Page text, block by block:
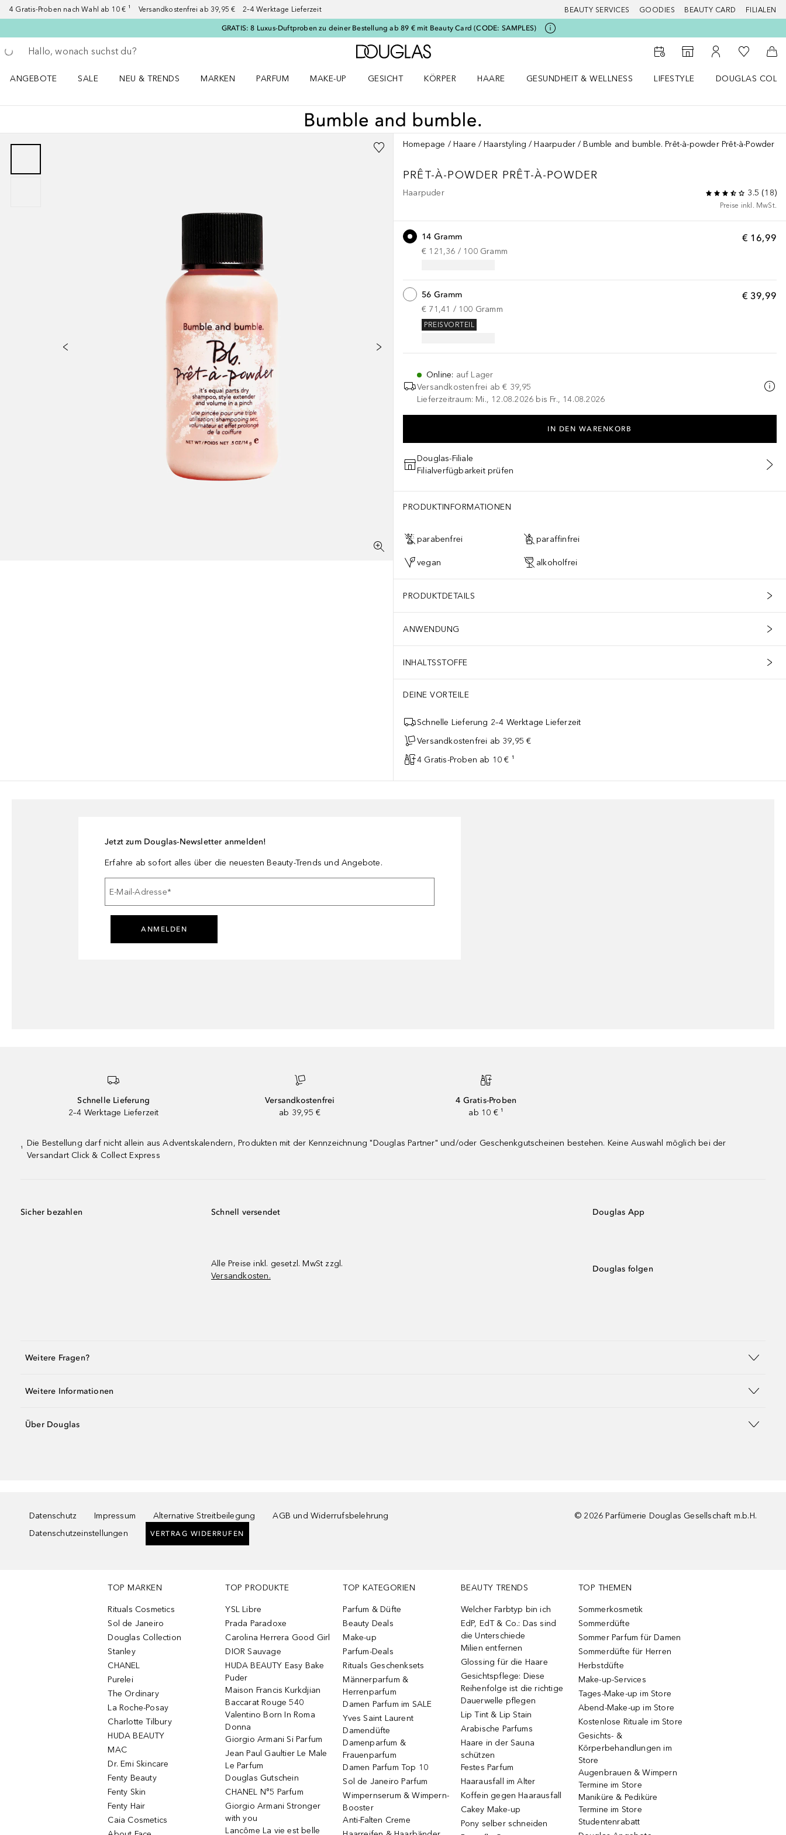
4 Gratis-Proben nach Wahl ab 10 € ¹ Versandkostenfrei ab 39,95 € 2–4 Werktage Lieferzeit BEAUTY SERVICES GOODIES BEAUTY CARD FILIALEN
GRATIS: 8 Luxus-Duftproben zu deiner Bestellung ab 89 € mit Beauty Card (CODE: SAMPLES)
Gehe zurück
Suche ausführen
Zur Douglas Startseite
Zum Storefinder
Zu Meinem
Zu Meiner
ANGEBOTE
SALE
NEU & TRENDS
MARKEN
PARFUM
MAKE-UP
GESICHT
KÖRPER
HAARE
GESUNDHEIT & WELLNESS
LIFESTYLE
DOUGLAS
Homepage Haare Haarstyling Haarpuder Bumble and bumble. Prêt-à-powder Prêt-à-Powder
PRÊT-À-POWDER PRÊT-À-POWDER
Haarpuder 3.5 (18)
Preise inkl. MwSt.
€ 16,99
14 Gramm
€ 121,36 / 100 Gramm
€ 39,99
56 Gramm
€ 71,41 / 100 Gramm
PREISVORTEIL
Online: auf Lager
Versandkostenfrei ab € 39,95
Lieferzeitraum: Mi., 12.08.2026 bis Fr., 14.08.2026
IN DEN WARENKORB
Douglas-Filiale
Filialverfügbarkeit prüfen
PRODUKTINFORMATIONEN
parabenfrei paraffinfrei
vegan alkoholfrei
PRODUKTDETAILS
ANWENDUNG
INHALTSSTOFFE
DEINE VORTEILE
Schnelle Lieferung 2–4 Werktage Lieferzeit
Versandkostenfrei ab 39,95 €
4 Gratis-Proben ab 10 € ¹
Jetzt zum Douglas-Newsletter anmelden!
Erfahre ab sofort alles über die neuesten Beauty-Trends und Angebote.
E-Mail-Adresse*
ANMELDEN
Schnelle Lieferung
2–4 Werktage Lieferzeit
Versandkostenfrei
ab 39,95 €
4 Gratis-Proben
ab 10 € ¹
¹
Die Bestellung darf nicht allein aus Adventskalendern, Produkten mit der Kennzeichnung "Douglas Partner" und/oder Geschenkgutscheinen bestehen. Keine Auswahl möglich bei der
Versandart Click & Collect Express
Sicher bezahlen Schnell versendet
Alle Preise inkl. gesetzl. MwSt zzgl.
Versandkosten.
Douglas App
Douglas folgen
Weitere Fragen?
Weitere Informationen
Über Douglas
Datenschutz Impressum Alternative Streitbeilegung
AGB und Widerrufsbelehrung
Datenschutzeinstellungen
VERTRAG WIDERRUFEN
© 2026 Parfümerie Douglas Gesellschaft m.b.H.
TOP MARKEN
Rituals Cosmetics
Sol de Janeiro
Douglas Collection
Stanley
CHANEL
Purelei
The Ordinary
La Roche-Posay
Charlotte Tilbury
HUDA BEAUTY
MAC
Dr. Emi Skincare
Fenty Beauty
Fenty Skin
Fenty Hair
Caia Cosmetics
TOP PRODUKTE
YSL Libre
Prada Paradoxe
Carolina Herrera Good Girl
DIOR Sauvage
HUDA BEAUTY Easy Bake
Puder
Maison Francis Kurkdjian
Baccarat Rouge 540
Valentino Born In Roma
Donna
Giorgio Armani Si Parfum
Jean Paul Gaultier Le Male
Le Parfum
Douglas Gutschein
CHANEL N°5 Parfum
Giorgio Armani Stronger
with you
Lancôme La vie est belle
TOP KATEGORIEN
Parfum & Düfte
Beauty Deals
Make-up
Parfum-Deals
Rituals Geschenksets
Männerparfum &
Herrenparfum
Damen Parfum im SALE
Yves Saint Laurent
Damendüfte
Damenparfum &
Frauenparfum
Damen Parfum Top 10
Sol de Janeiro Parfum
Wimpernserum & Wimpern-
Booster
Anti-Falten Creme
BEAUTY TRENDS
Welcher Farbtyp bin ich
EdP, EdT & Co.: Das sind
die Unterschiede
Milien entfernen
Glossing für die Haare
Gesichtspflege: Diese
Reihenfolge ist die richtige
Dauerwelle pflegen
Lip Tint & Lip Stain
Arabische Parfums
Haare in der Sauna
schützen
Festes Parfum
Haarausfall im Alter
Koffein gegen Haarausfall
Cakey Make-up
Pony selber schneiden
TOP THEMEN
Sommerkosmetik
Sommerdüfte
Sommer Parfum für Damen
Sommerdüfte für Herren
Herbstdüfte
Make-up-Services
Tages-Make-up im Store
Abend-Make-up im Store
Kostenlose Rituale im Store
Gesichts- &
Körperbehandlungen im
Store
Augenbrauen & Wimpern
Termine im Store
Maniküre & Pediküre
Termine im Store
Studentenrabatt